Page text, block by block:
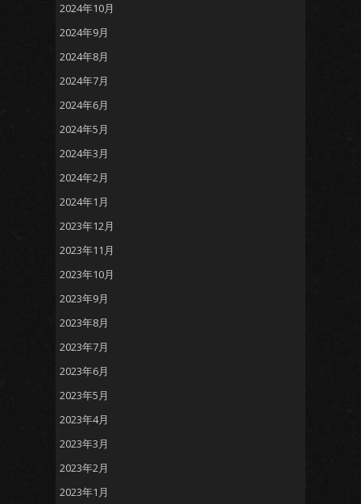
2024年10月
2024年9月
2024年8月
2024年7月
2024年6月
2024年5月
2024年3月
2024年2月
2024年1月
2023年12月
2023年11月
2023年10月
2023年9月
2023年8月
2023年7月
2023年6月
2023年5月
2023年4月
2023年3月
2023年2月
2023年1月